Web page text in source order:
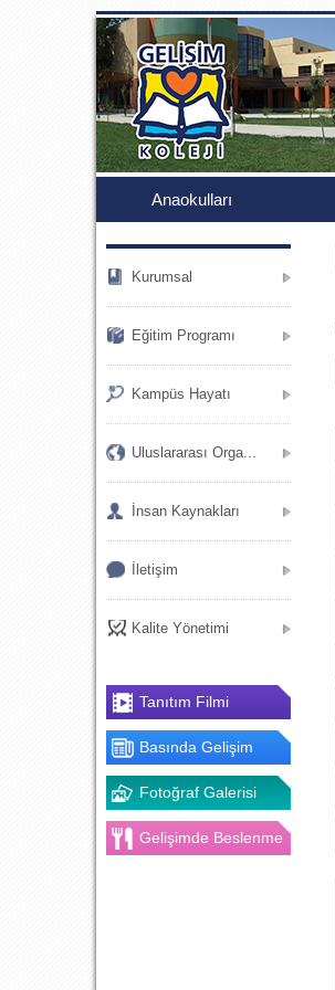
.
Anaokulları
Kurumsal
Eğitim Programı
Kampüs Hayatı
Uluslararası Orga...
İnsan Kaynakları
İletişim
Kalite Yönetimi
Tanıtım Filmi
Basında Gelişim
Fotoğraf Galerisi
Gelişimde Beslenme